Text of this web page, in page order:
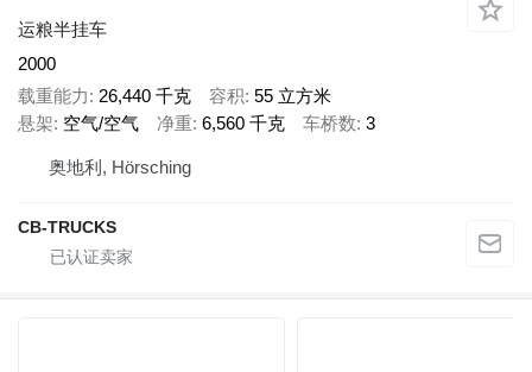
运粮半挂车
2000
载重能力
26,440 千克 容积 55 立方米
悬架 空气/空气 净重 6,560 千克 车桥数 3
奥地利, Hörsching
CB-TRUCKS